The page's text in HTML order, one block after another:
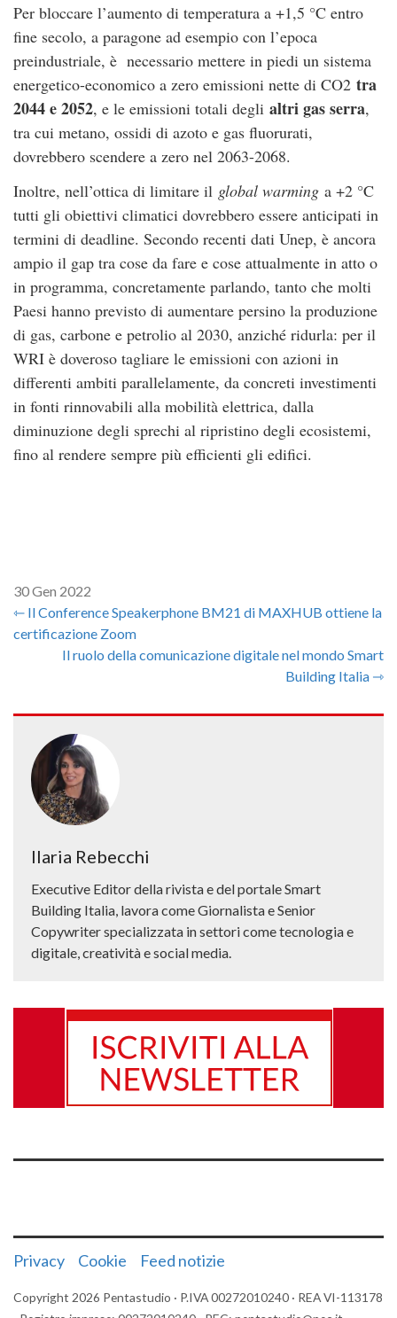
Per bloccare l’aumento di temperatura a +1,5 °C entro
fine secolo, a paragone ad esempio con l’epoca
preindustriale, è necessario mettere in piedi un sistema
energetico-economico a zero emissioni nette di CO2 tra
2044 e 2052, e le emissioni totali degli altri gas serra,
tra cui metano, ossidi di azoto e gas fluorurati,
dovrebbero scendere a zero nel 2063-2068.
Inoltre, nell’ottica di limitare il global warming a +2 °C
tutti gli obiettivi climatici dovrebbero essere anticipati in
termini di deadline. Secondo recenti dati Unep, è ancora
ampio il gap tra cose da fare e cose attualmente in atto o
in programma, concretamente parlando, tanto che molti
Paesi hanno previsto di aumentare persino la produzione
di gas, carbone e petrolio al 2030, anziché ridurla: per il
WRI è doveroso tagliare le emissioni con azioni in
differenti ambiti parallelamente, da concreti investimenti
in fonti rinnovabili alla mobilità elettrica, dalla
diminuzione degli sprechi al ripristino degli ecosistemi,
fino al rendere sempre più efficienti gli edifici.
30 Gen 2022
⇽ Il Conference Speakerphone BM21 di MAXHUB ottiene la
certificazione Zoom
Il ruolo della comunicazione digitale nel mondo Smart
Building Italia ⇾
Ilaria Rebecchi
Executive Editor della rivista e del portale Smart
Building Italia, lavora come Giornalista e Senior
Copywriter specializzata in settori come tecnologia e
digitale, creatività e social media.
Privacy Cookie Feed notizie
Copyright 2026 Pentastudio · P.IVA 00272010240 · REA VI-113178